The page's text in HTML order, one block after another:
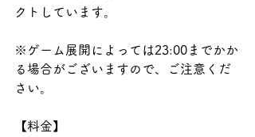
クトしています。
※ゲーム展開によっては23:00までかか
る場合がございますので、ご注意くだ
さい。
【料金】